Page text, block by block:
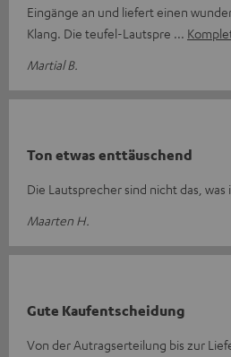
Eingänge an und liefert einen
Klang. Die teufel-Lautspre
Martial B.
Ton etwas enttäuschend
Die Lautsprecher sind nicht das,
Maarten H.
Gute Kaufentscheidung
Von der Autragserteilung bis zur